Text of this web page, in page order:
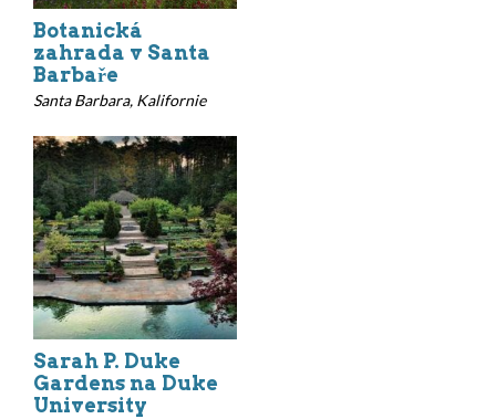
Botanická
zahrada v Santa
Barbaře
Santa Barbara, Kalifornie
Sarah P. Duke
Gardens na Duke
University